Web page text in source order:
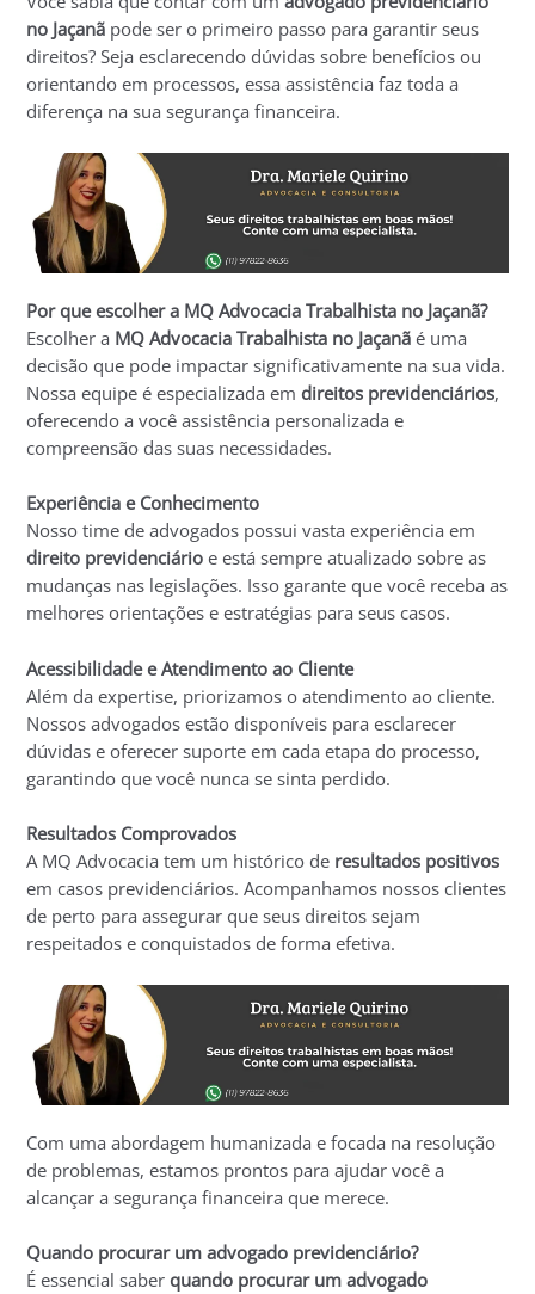
no Jaçanã pode ser o primeiro passo para garantir seus
direitos? Seja esclarecendo dúvidas sobre benefícios ou
orientando em processos, essa assistência faz toda a
diferença na sua segurança financeira.
Por que escolher a MQ Advocacia Trabalhista no Jaçanã?
Escolher a MQ Advocacia Trabalhista no Jaçanã é uma
decisão que pode impactar significativamente na sua vida.
Nossa equipe é especializada emdireitos previdenciários,
oferecendo a você assistência personalizada e
compreensão das suas necessidades.
Experiência e Conhecimento
Nosso time de advogados possui vasta experiência em
direito previdenciário e está sempre atualizado sobre as
mudanças nas legislações. Isso garante que você receba as
melhores orientações e estratégias para seus casos.
Acessibilidade e Atendimento ao Cliente
Além da expertise, priorizamos o atendimento ao cliente.
Nossos advogados estão disponíveis para esclarecer
dúvidas e oferecer suporte em cada etapa do processo,
garantindo que você nunca se sinta perdido.
Resultados Comprovados
A MQ Advocacia tem um histórico de resultados positivos
em casos previdenciários. Acompanhamos nossos clientes
de perto para assegurar que seus direitos sejam
respeitados e conquistados de forma efetiva.
Com uma abordagem humanizada e focada na resolução
de problemas, estamos prontos para ajudar você a
alcançar a segurança financeira que merece.
Quando procurar um advogado previdenciário?
É essencial saberquando procurar um advogado